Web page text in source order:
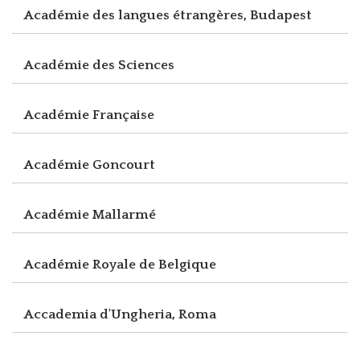
Académie des langues étrangères, Budapest
Académie des Sciences
Académie Française
Académie Goncourt
Académie Mallarmé
Académie Royale de Belgique
Accademia d'Ungheria, Roma